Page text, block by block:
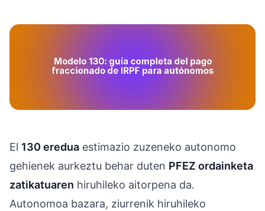
El 130 eredua estimazio zuzeneko autonomo
gehienek aurkeztu behar duten PFEZ ordainketa
zatikatuaren hiruhileko aitorpena da.
Autonomoa bazara, ziurrenik hiruhileko